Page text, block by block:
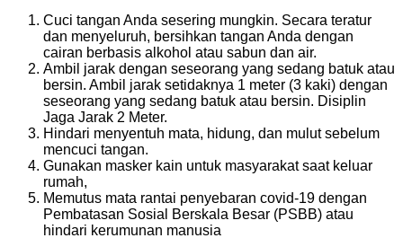
Cuci tangan Anda sesering mungkin. Secara teratur
dan menyeluruh, bersihkan tangan Anda dengan
cairan berbasis alkohol atau sabun dan air.
Ambil jarak dengan seseorang yang sedang batuk atau
bersin. Ambil jarak setidaknya 1 meter (3 kaki) dengan
seseorang yang sedang batuk atau bersin. Disiplin
Jaga Jarak 2 Meter.
Hindari menyentuh mata, hidung, dan mulut sebelum
mencuci tangan.
Gunakan masker kain untuk masyarakat saat keluar
rumah,
Memutus mata rantai penyebaran covid-19 dengan
Pembatasan Sosial Berskala Besar (PSBB) atau
hindari kerumunan manusia